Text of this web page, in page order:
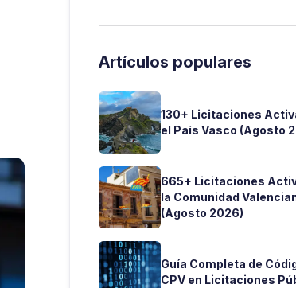
Artículos populares
130+ Licitaciones
el País Vasco (Agosto
665+ Licitaciones
la Comunidad
(Agosto 2026)
Guía Completa de
CPV en Licitaciones